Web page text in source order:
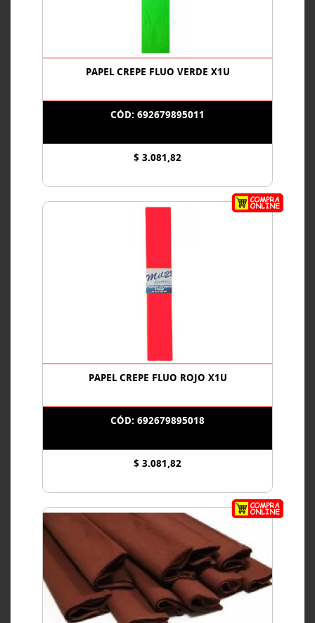
PAPEL CREPE FLUO VERDE X1U
CÓD: 692679895011
$ 3.081,82
PAPEL CREPE FLUO ROJO X1U
CÓD: 692679895018
$ 3.081,82